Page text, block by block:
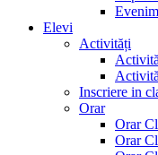
Elevi
Activități
Inscriere in
Orar
Orar
Orar